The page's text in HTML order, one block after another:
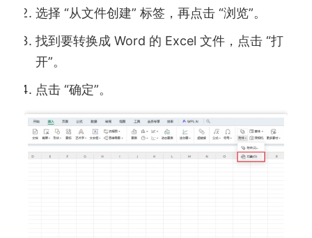
选择 “从文件创建” 标签，再点击 “浏览”。
找到要转换成 Word 的 Excel 文件，点击 “打
开”。
点击 “确定”。